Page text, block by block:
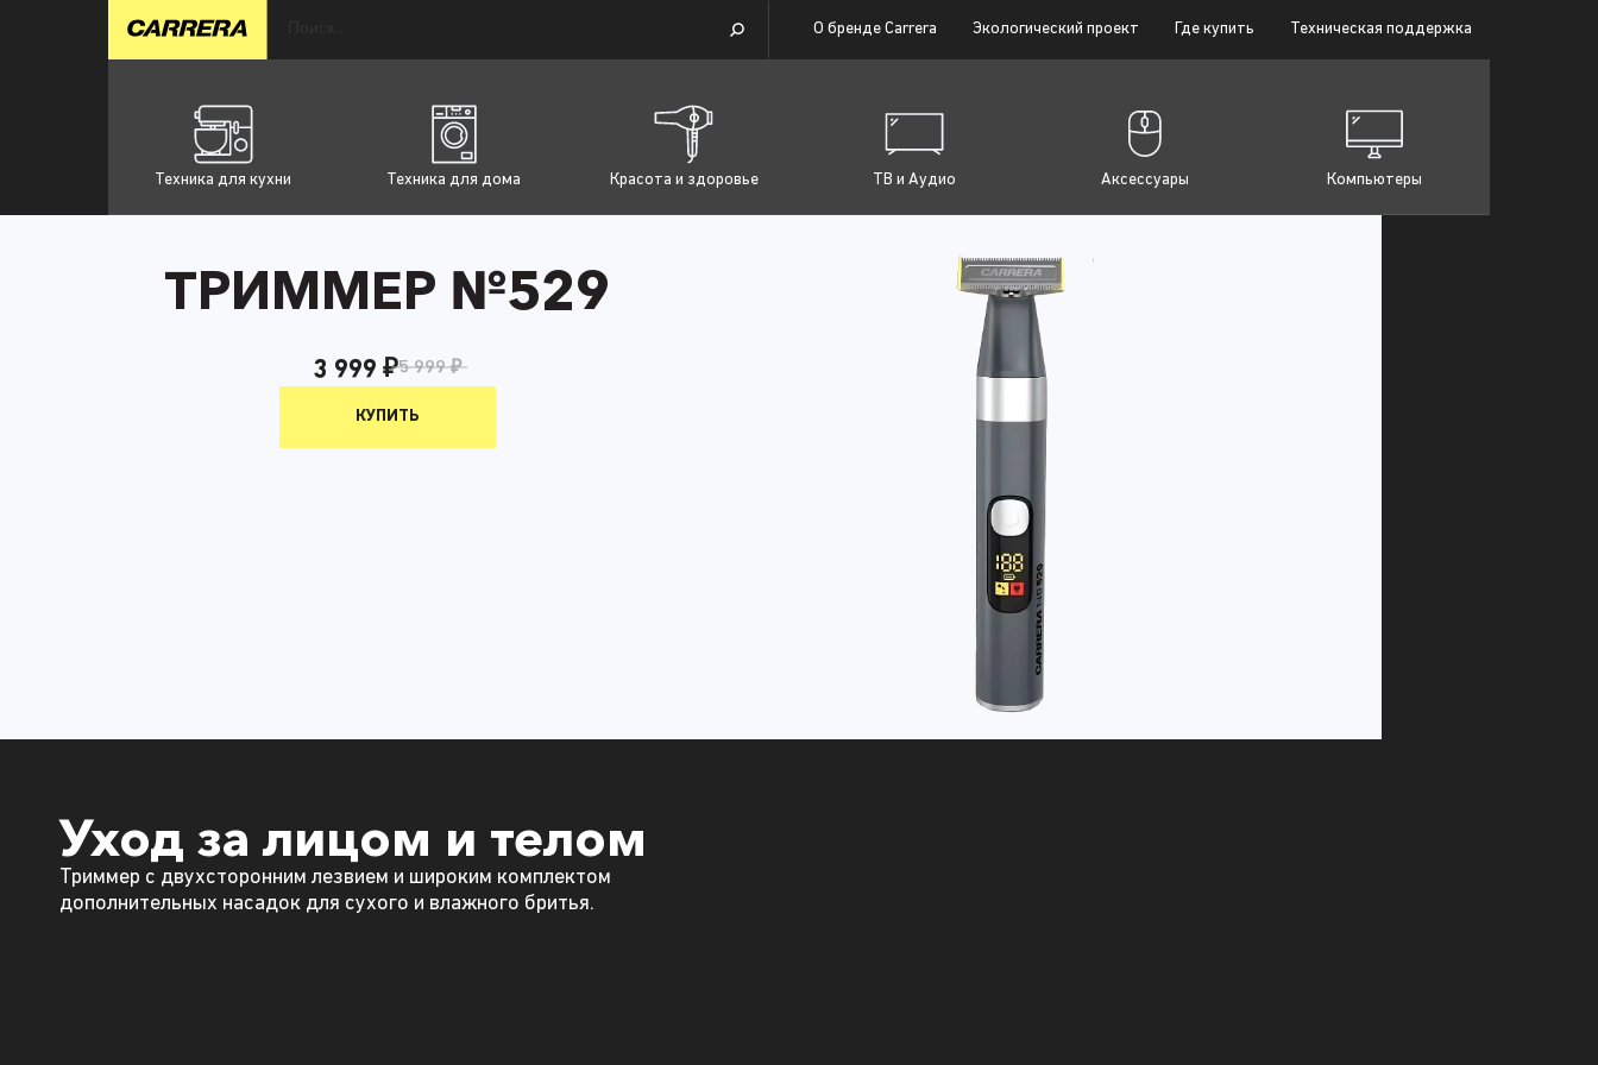
О бренде Carrera Экологический проект Где купить Техническая поддержка
Техника для кухни Техника для дома Красота и здоровье ТВ и Аудио Аксессуары Компьютеры
ТРИММЕР №529
3 999 ₽5 999 ₽
КУПИТЬ
Уход за лицом и телом
Триммер с двухсторонним лезвием и широким комплектом
дополнительных насадок для сухого и влажного бритья.